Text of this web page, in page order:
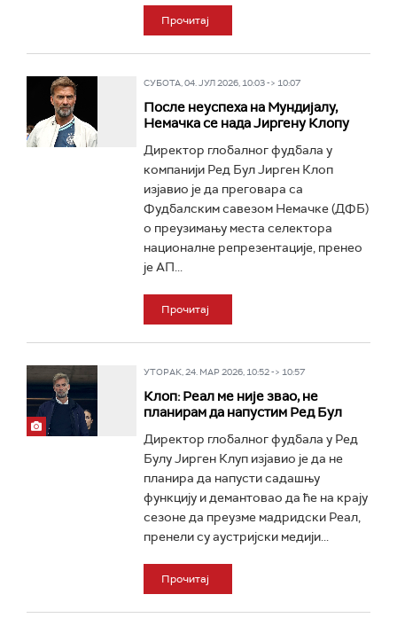
Прочитај
СУБОТА, 04. ЈУЛ 2026, 10:03 -> 10:07
После неуспеха на Мундијалу,
Немачка се нада Јиргену Клопу
Директор глобалног фудбала у
компанији Ред Бул Јирген Клоп
изјавио је да преговара са
Фудбалским савезом Немачке (ДФБ)
о преузимању места селектора
националне репрезентације, пренео
је АП...
Прочитај
УТОРАК, 24. МАР 2026, 10:52 -> 10:57
Клоп: Реал ме није звао, не
планирам да напустим Ред Бул
Директор глобалног фудбала у Ред
Булу Јирген Клуп изјавио је да не
планира да напусти садашњу
функцију и демантовао да ће на крају
сезоне да преузме мадридски Реал,
пренели су аустријски медији...
Прочитај